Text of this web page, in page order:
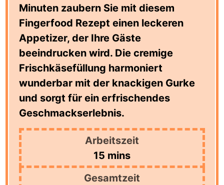
Minuten zaubern Sie mit diesem
Fingerfood Rezept einen leckeren
Appetizer, der Ihre Gäste
beeindrucken wird. Die cremige
Frischkäsefüllung harmoniert
wunderbar mit der knackigen Gurke
und sorgt für ein erfrischendes
Geschmackserlebnis.
Arbeitszeit
15 minutes
mins
Gesamtzeit